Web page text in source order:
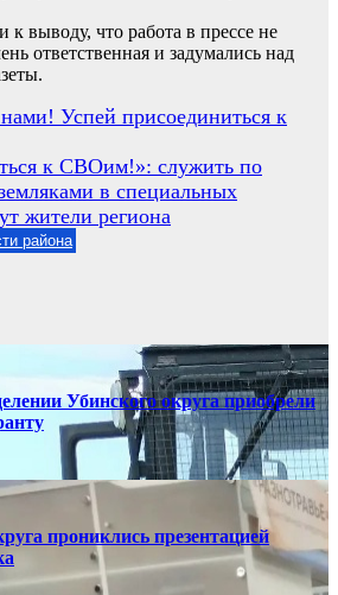
выводу, что работа в прессе не
ответственная и задумались над
Успей присоединиться к
к СВОим!»: служить по
в специальных
жители региона
района
Убинского округа приобрели
прониклись презентацией